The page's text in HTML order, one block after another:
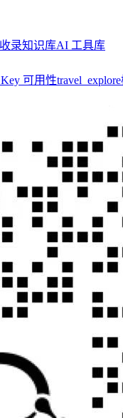
录知识库AI 工具库
可用性travel_explore